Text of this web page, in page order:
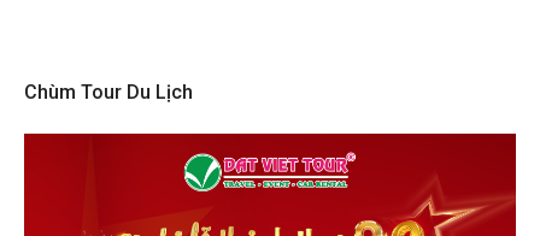
Chùm Tour Du Lịch